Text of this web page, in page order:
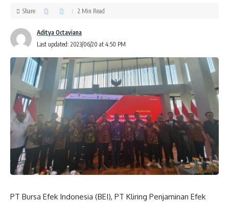
Last updated: 2023/06/20 at 4:50 PM
Aditya Octaviana
Share 2 Min Read
PT Bursa Efek Indonesia (BEI), PT Kliring Penjaminan Efek